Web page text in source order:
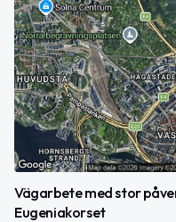
Vägarbete med stor
Eugeniakorset